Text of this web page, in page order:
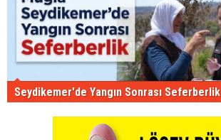
Seydikemer'de Yangın Sonrası Seferberlik